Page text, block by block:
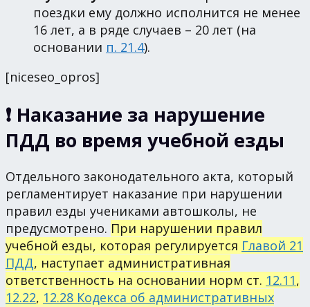
поездки ему должно исполнится не менее
16 лет, а в ряде случаев – 20 лет (на
основании п. 21.4).
[niceseo_opros]
❗ Наказание за нарушение
ПДД во время учебной езды
Отдельного законодательного акта, который
регламентирует наказание при нарушении
правил езды учениками автошколы, не
предусмотрено. При нарушении правил
учебной езды, которая регулируется Главой 21
ПДД, наступает административная
ответственность на основании норм ст. 12.11,
12.22, 12.28 Кодекса об административных